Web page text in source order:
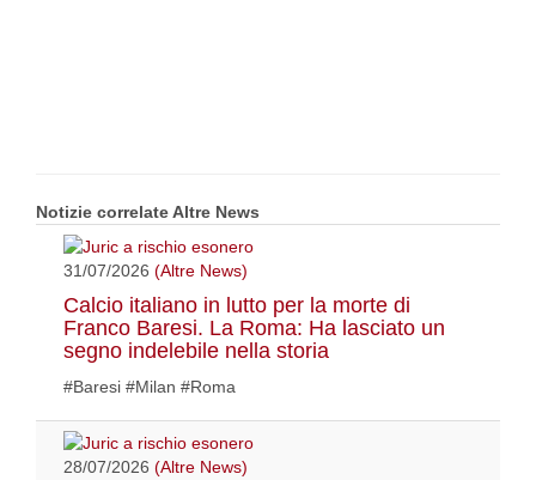
Notizie correlate Altre News
31/07/2026 (Altre News)
Calcio italiano in lutto per la morte di
Franco Baresi. La Roma: Ha lasciato un
segno indelebile nella storia
#Baresi #Milan #Roma
28/07/2026 (Altre News)